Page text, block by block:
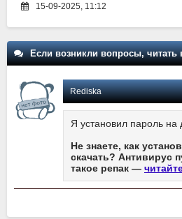
15-09-2025, 11:12
Если возникли вопросы, читать
Rediska
Я установил пароль на
Не знаете, как
скачать? Антивирус
такое репак —